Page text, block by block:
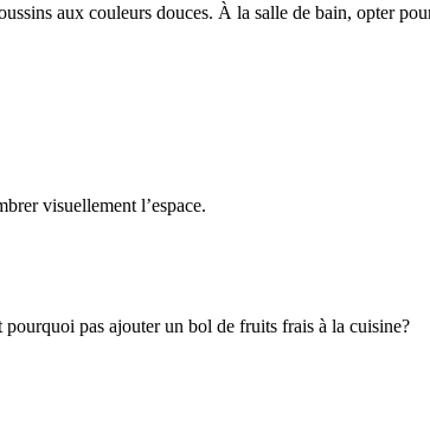
aux couleurs douces. À la salle de bain, opter
visuellement l’espace.
pas ajouter un bol de fruits frais à la cuisine?